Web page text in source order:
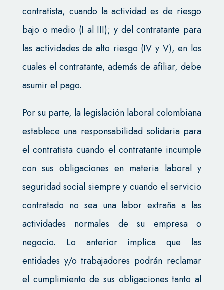
contratista, cuando la actividad es de riesgo
bajo o medio (I al III); y del contratante para
las actividades de alto riesgo (IV y V), en los
cuales el contratante, además de afiliar, debe
asumir el pago.
Por su parte, la legislación laboral colombiana
establece una responsabilidad solidaria para
el contratista cuando el contratante incumple
con sus obligaciones en materia laboral y
seguridad social siempre y cuando el servicio
contratado no sea una labor extraña a las
actividades normales de su empresa o
negocio. Lo anterior implica que las
entidades y/o trabajadores podrán reclamar
el cumplimiento de sus obligaciones tanto al